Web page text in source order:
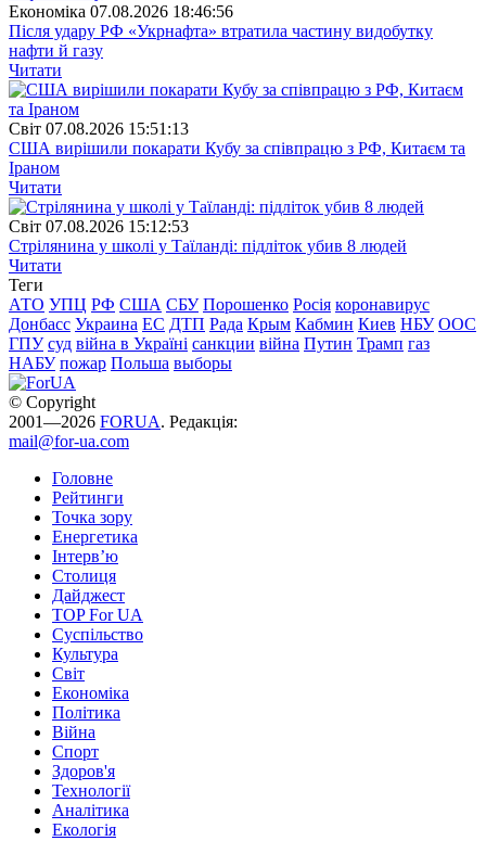
Економіка 07.08.2026 18:46:56
Після удару РФ «Укрнафта» втратила частину видобутку
нафти й газу
Читати
Свiт 07.08.2026 15:51:13
США вирішили покарати Кубу за співпрацю з РФ, Китаєм та
Іраном
Читати
Свiт 07.08.2026 15:12:53
Стрілянина у школі у Таїланді: підліток убив 8 людей
Читати
Теги
АТО УПЦ РФ США СБУ Порошенко Росія коронавирус
Донбасс Украина ЕС ДТП Рада Крым Кабмин Киев НБУ ООС
ГПУ суд війна в Україні санкции війна Путин Трамп газ
НАБУ пожар Польша выборы
© Copyright
2001—2026 FORUA. Редакція:
mail@for-ua.com
Головне
Рейтинги
Точка зору
Енергетика
Інтерв’ю
Столиця
Дайджест
TOP For UA
Суспiльство
Культура
Світ
Економіка
Політика
Війна
Спорт
Здоров'я
Технології
Аналітика
Екологія